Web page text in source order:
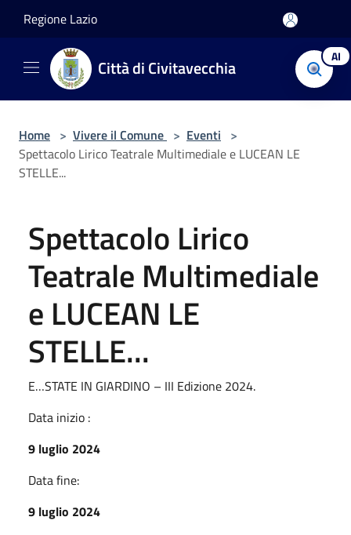
Regione Lazio
Città di Civitavecchia AI
Home > Vivere il Comune > Eventi >
Spettacolo Lirico Teatrale Multimediale e LUCEAN LE
STELLE...
Spettacolo Lirico
Teatrale Multimediale
e LUCEAN LE
STELLE...
E…STATE IN GIARDINO – III Edizione 2024.
Data inizio :
9 luglio 2024
Data fine:
9 luglio 2024